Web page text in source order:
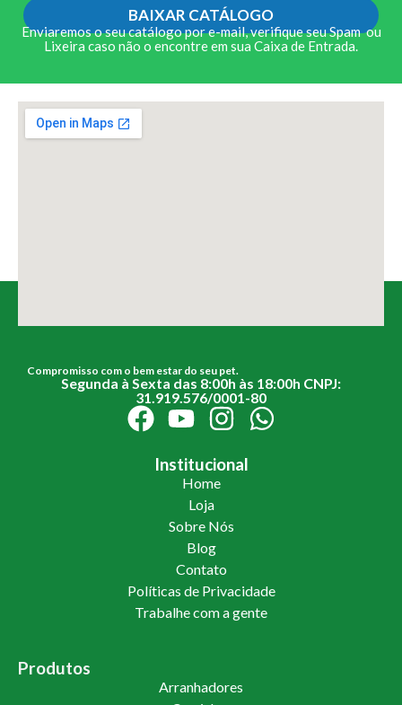
BAIXAR CATÁLOGO
Enviaremos o seu catálogo por e-mail, verifique seu Spam ou
Lixeira caso não o encontre em sua Caixa de Entrada.
Compromisso com o bem estar do seu pet.
Segunda à Sexta das 8:00h às 18:00h CNPJ:
31.919.576/0001-80
Institucional
Home
Loja
Sobre Nós
Blog
Contato
Políticas de Privacidade
Trabalhe com a gente
Produtos
Arranhadores